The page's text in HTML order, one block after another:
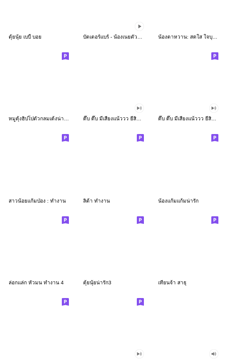
ตุ้ยนุ้ย เบบี้ บอย น้องตาหวาน: สดใส ใจบุญ (สีพาสเทล)
หมูดุ้งฮิปโปตัวกลมเด้งน่ารัก ดึ๊บ ดึ๊บ มีเสียงแน้ววว ยี่สิบเจ็ด ดึ๊บ ดึ๊บ มีเสียงแน้ววว ยี่สิบหก
สาวน้อยแก้มป่อง : ทำงาน ลิต้า ทำงาน น้องแก้มแก้มน่ารัก
ล่อกแล่ก หัวมน ทำงาน 4 ตุ้ยนุ้ยน่ารัก3 เทียนจ้า สาธุ